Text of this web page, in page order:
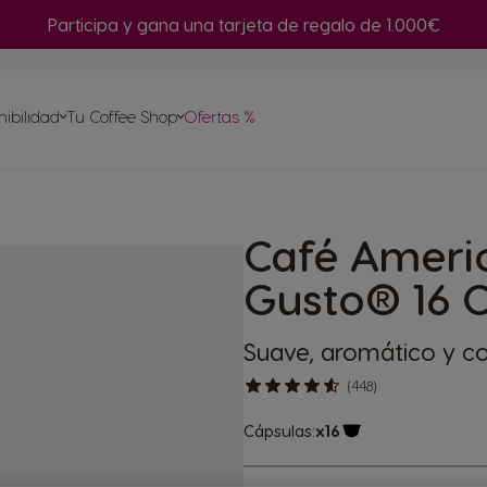
Participa y gana una tarjeta de regalo de 1.000€
Repetir compra
Tu Coffee Shop Ofertas %
Café
Gusto® 16
Suave, aromático y
(448)
Cápsulas:x16